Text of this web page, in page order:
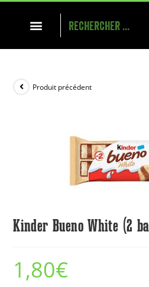
Produit précédent
Kinder Bueno White (2
1,80€